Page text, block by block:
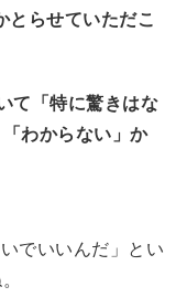
らせていただこ
て「特に驚きはな
わからない」か
でいいんだ」とい